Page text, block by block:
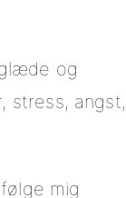
og
stress, angst,
mig